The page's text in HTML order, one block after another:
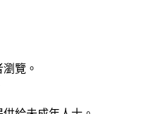
覽。